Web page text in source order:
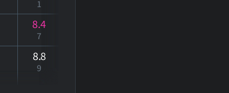
1
8.4
7
8.8
9